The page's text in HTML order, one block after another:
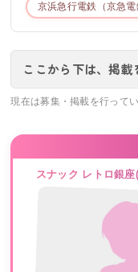
京浜急行電鉄（京急
ここから下は、掲
現在は募集・掲載を行って
スナック レトロ銀